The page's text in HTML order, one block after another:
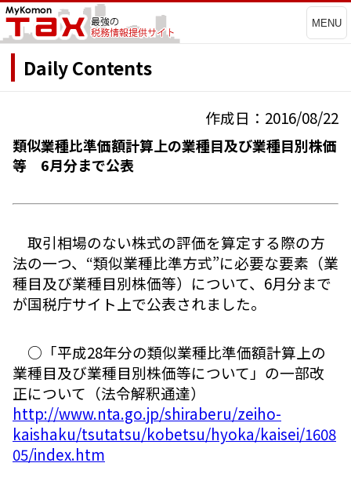
MENU
Daily Contents
作成日：2016/08/22
類似業種比準価額計算上の業種目及び業種目別株価
等 6月分まで公表
取引相場のない株式の評価を算定する際の方
法の一つ、“類似業種比準方式”に必要な要素（業
種目及び業種目別株価等）について、6月分まで
が国税庁サイト上で公表されました。
○「平成28年分の類似業種比準価額計算上の
業種目及び業種目別株価等について」の一部改
正について（法令解釈通達）
http://www.nta.go.jp/shiraberu/zeiho-
kaishaku/tsutatsu/kobetsu/hyoka/kaisei/1608
05/index.htm